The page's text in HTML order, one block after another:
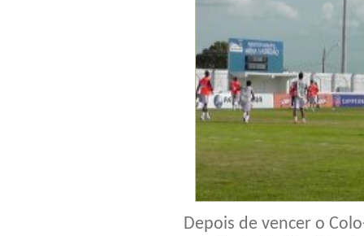
Depois de vencer o